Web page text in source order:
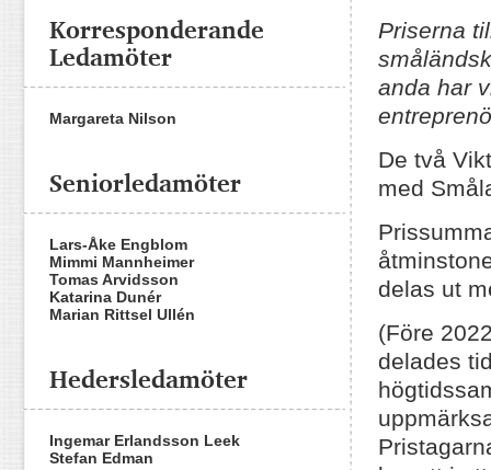
Priserna
anda har
De två
med
delas ut
(Före
delades
Korresponderande
Ledamöter
Margareta Nilson
Seniorledamöter
Lars-Åke Engblom
Mimmi Mannheimer
Tomas Arvidsson
Katarina Dunér
Marian Rittsel Ullén
Hedersledamöter
Ingemar Erlandsson Leek
Stefan Edman